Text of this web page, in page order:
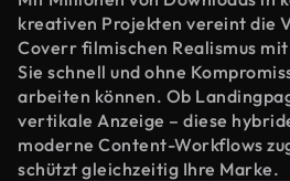
kreativen Projekten vereint die
Coverr filmischen Realismus
Sie schnell und ohne
arbeiten können. Ob
vertikale Anzeige – diese
moderne Content-Workflows
schützt gleichzeitig Ihre Marke.